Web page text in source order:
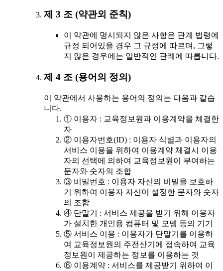
제 3 조 (약관외 준칙)
이 약관에 명시되지 않은 사항은 관계 법령에
규정 되어있을 경우 그 규정에 따르며, 그렇
지 않은 경우에는 일반적인 관례에 따릅니다.
제 4 조 (용어의 정의)
이 약관에서 사용하는 용어의 정의는 다음과 같습
니다.
① 이용자 : 교육정보원과 이용계약을 체결한
자
② 이용자번호(ID) : 이용자 식별과 이용자의
서비스 이용을 위하여 이용계약 체결시 이용
자의 선택에 의하여 교육정보원이 부여하는
문자와 숫자의 조합
③ 비밀번호 : 이용자 자신의 비밀을 보호하
기 위하여 이용자 자신이 설정한 문자와 숫자
의 조합
④ 단말기 : 서비스 제공을 받기 위해 이용자
가 설치한 개인용 컴퓨터 및 모뎀 등의 기기
⑤ 서비스 이용 : 이용자가 단말기를 이용하
여 교육정보원의 주전산기에 접속하여 교육
정보원이 제공하는 정보를 이용하는 것
⑥ 이용계약 : 서비스를 제공받기 위하여 이